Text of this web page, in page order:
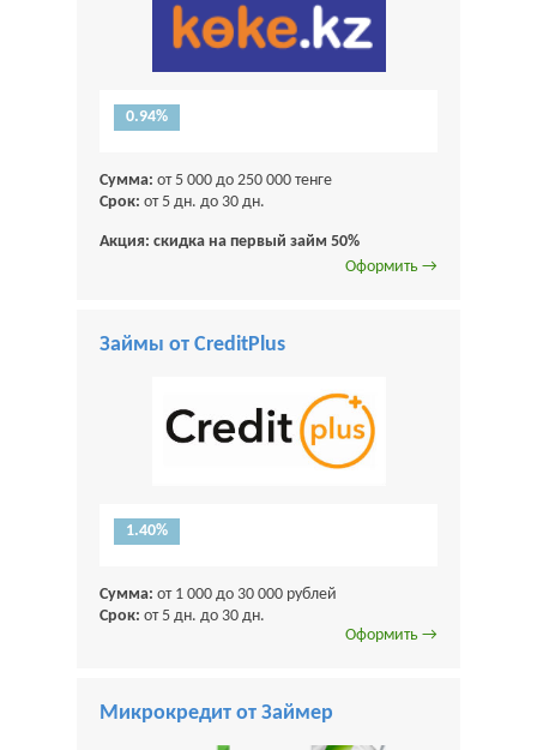
0.94%
Сумма: от 5 000 до 250 000 тенге
Срок: от 5 дн. до 30 дн.
Акция: скидка на первый займ 50%
Оформить →
Займы от CreditPlus
1.40%
Сумма: от 1 000 до 30 000 рублей
Срок: от 5 дн. до 30 дн.
Оформить →
Микрокредит от Займер